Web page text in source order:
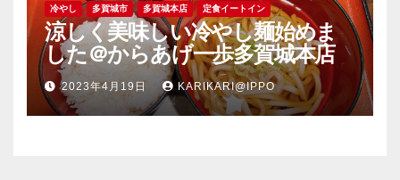
冷やし 多賀城市 多賀城本店 定食イートイン
涼しく美味しい冷やし麺始めま
した＠からあげ一歩多賀城本店
2023年4月19日 KARIKARI@IPPO